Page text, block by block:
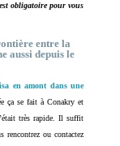
obligatoire pour vous
entre la
aussi depuis le
en amont dans une
ça se fait à Conakry et
très rapide. Il suffit
rencontrez ou contactez